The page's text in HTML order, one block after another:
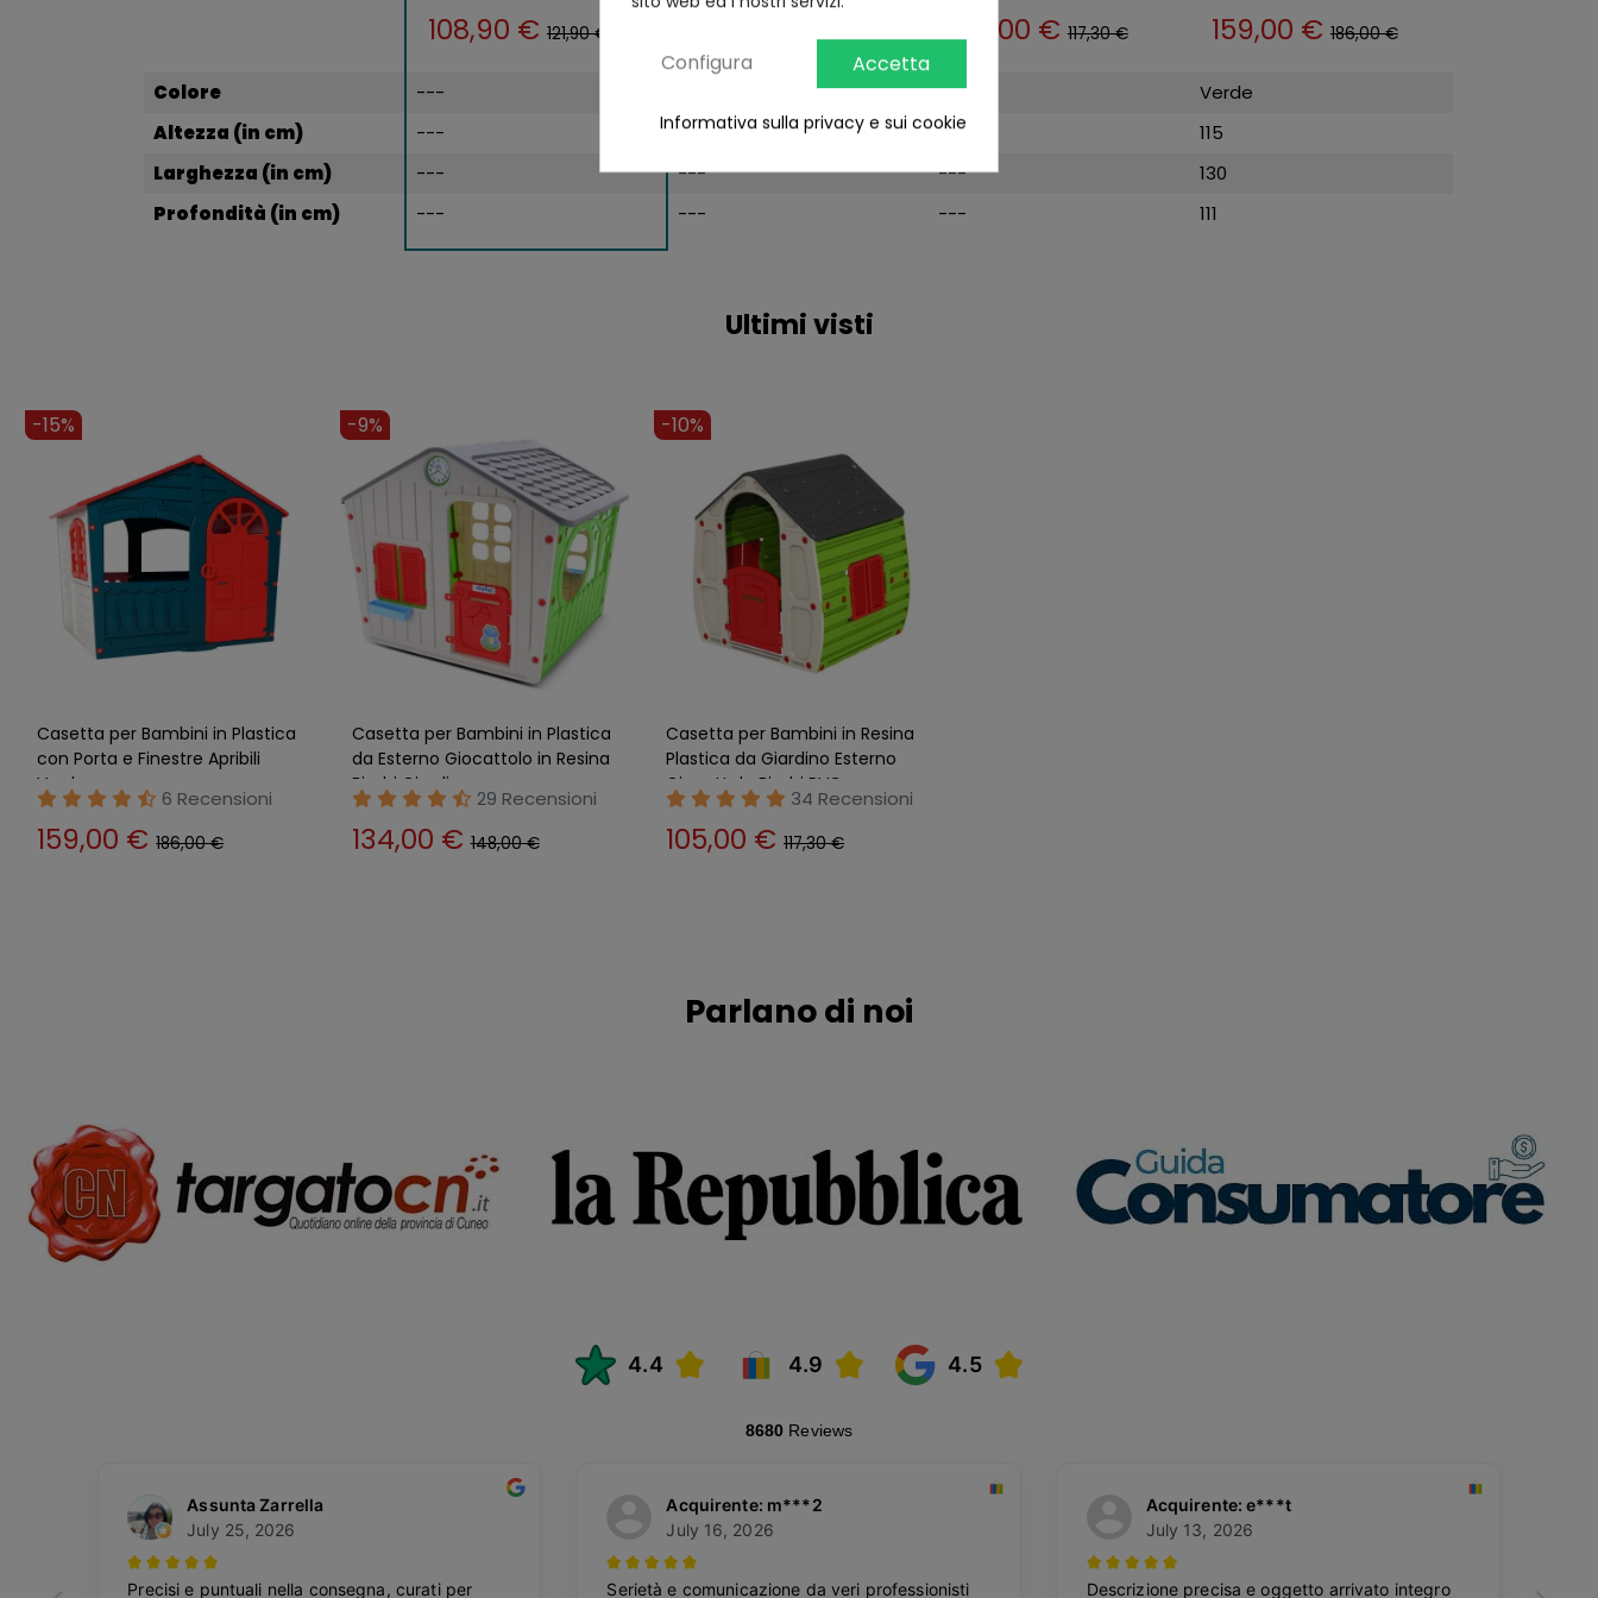
108,90 € 121,90 € 148,00 € 105,00 € 117,30 € 159,00 € 186,00 €
Colore --- ---
Verde
Altezza (in cm)
--- --- ---
115
Larghezza (in cm)
--- --- ---
130
Profondità (in cm)
--- --- --- 111
Ultimi visti
-15%
Casetta per Bambini in Plastica
con Porta e Finestre Apribili
Verde
6 Recensioni
159,00 €186,00 €
-9%
Casetta per Bambini in Plastica
da Esterno Giocattolo in Resina
Bimbi Giardino
29 Recensioni
134,00 €148,00 €
-10%
Casetta per Bambini in Resina
Plastica da Giardino Esterno
Giocattolo Bimbi PVC
34 Recensioni
105,00 €117,30 €
Parlano di noi
Configura Accetta
Informativa sulla privacy e sui cookie